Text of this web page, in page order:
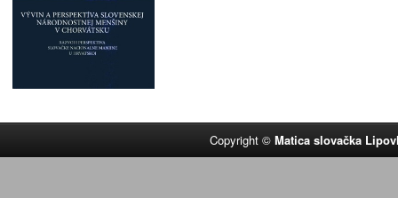
Copyright ©Matica slovačka